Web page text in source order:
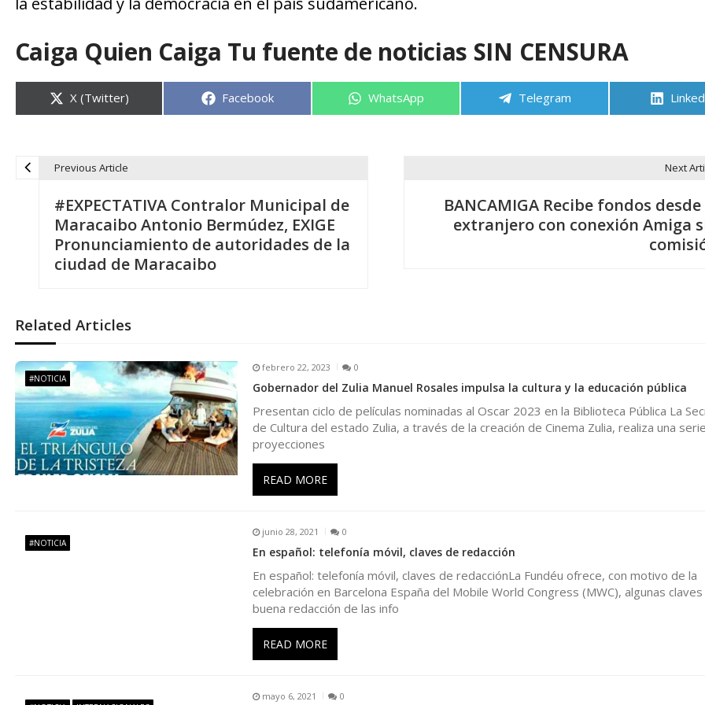
Caiga Quien Caiga Tu fuente de noticias SIN CENSURA
Compartir
en
X (Twitter) Compartir
Facebook Compartir
WhatsApp Compartir
Telegram
g
a
c
i
n
Previous Article
#EXPECTATIVA Contralor Municipal de
Maracaibo Antonio Bermúdez, EXIGE
Pronunciamiento de autoridades de la
ciudad de Maracaibo
Next
BANCAMIGA Recibe fondos desde
extranjero con conexión Amiga
Related Articles
#NOTICIA
febrero 22, 2023 0
Gobernador del Zulia Manuel Rosales impulsa la cultura y la educación pública
Presentan ciclo de películas nominadas al Oscar 2023 en la Biblioteca Pública La
de Cultura del estado Zulia, a través de la creación de Cinema Zulia, realiza una
proyecciones
READ MORE
#NOTICIA
junio 28, 2021 0
En español: telefonía móvil, claves de redacción
En español: telefonía móvil, claves de redacciónLa Fundéu ofrece, con motivo de la
celebración en Barcelona España del Mobile World Congress (MWC), algunas claves
buena redacción de las info
READ MORE
mayo 6, 2021 0